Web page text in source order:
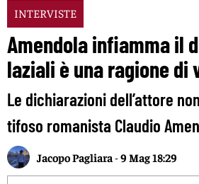
INTERVISTE
Amendola infiamma il
laziali è una ragione di
Le dichiarazioni dell’attore
tifoso romanista Claudio
Jacopo Pagliara -9 Mag 18:29